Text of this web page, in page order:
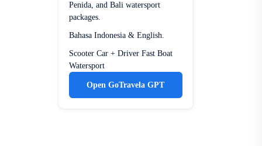
Penida, and Bali watersport
packages.
Bahasa Indonesia & English.
Scooter Car + Driver Fast Boat
Watersport
Open GoTravela GPT